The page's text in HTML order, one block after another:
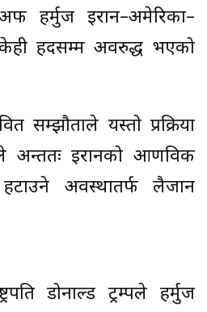
हर्मुज इरान–अमेरिका–
हदसम्म अवरुद्ध भएको
सम्झौताले यस्तो प्रक्रिया
इरानको आणविक
हटाउने अवस्थातर्फ लैजान
डोनाल्ड ट्रम्पले हर्मुज